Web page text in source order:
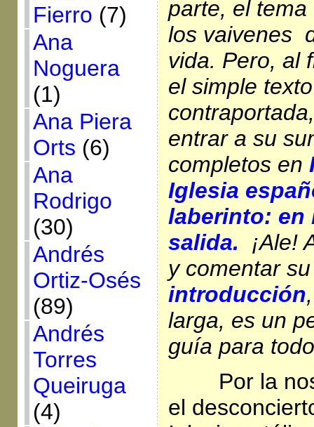
Fierro (7)
Ana
Noguera
(1)
Ana Piera
Orts (6)
Ana
Rodrigo
(30)
Andrés
Ortiz-Osés
(89)
Andrés
Torres
Queiruga
(4)
parte, el
los vaivenes
vida. Pero, al
el simple
entrar a su
completos en
Iglesia
laberinto: en
salida.
¡Ale!
y comentar
introducción
larga, es un
guía para
Por la
el